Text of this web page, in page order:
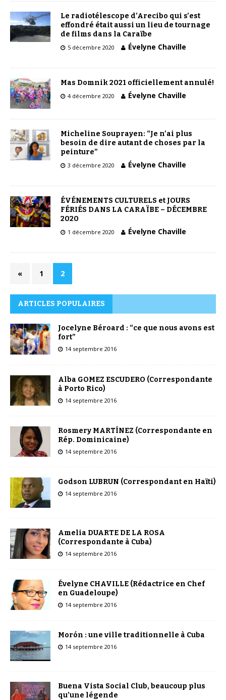
Le radiotélescope d’Arecibo qui s’est
effondré était aussi un lieu de tournage
de films dans la Caraïbe
5 décembre 2020 Évelyne Chaville
Mas Domnik 2021 officiellement annulé!
4 décembre 2020 Évelyne Chaville
Micheline Souprayen: “Je n’ai plus
besoin de dire autant de choses par la
peinture”
3 décembre 2020 Évelyne Chaville
ÉVÉNEMENTS CULTURELS et JOURS
FÉRIÉS DANS LA CARAÏBE – DÉCEMBRE
2020
1 décembre 2020 Évelyne Chaville
« 1 2
ARTICLES POPULAIRES
Jocelyne Béroard : “ce que nous avons est
fort”
14 septembre 2016
Alba GOMEZ ESCUDERO (Correspondante
à Porto Rico)
14 septembre 2016
Rosmery MARTÍNEZ (Correspondante en
Rép. Dominicaine)
14 septembre 2016
Godson LUBRUN (Correspondant en Haïti)
14 septembre 2016
Amelia DUARTE DE LA ROSA
(Correspondante à Cuba)
14 septembre 2016
Évelyne CHAVILLE (Rédactrice en Chef
en Guadeloupe)
14 septembre 2016
Morón : une ville traditionnelle à Cuba
14 septembre 2016
Buena Vista Social Club, beaucoup plus
qu’une légende